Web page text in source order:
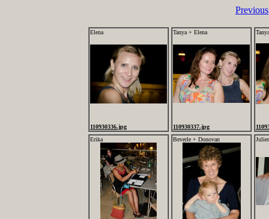
Previous
Elena
110930336.jpg
Tanya + Elena
110930337.jpg
Erika
Beverle + Donovan